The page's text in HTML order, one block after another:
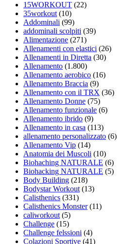
15WORKOUT (22)
35workout(10)
Addominali (99)
addominali scolpiti (39)
Alimentazione (271)
Allenamenti con elastici (26)
Allenamenti in Diretta (30)
Allenamento (1.800)
Allenamento aerobico (16)
Allenamento Braccia (9)
Allenamento con il TRX (36)
Allenamento Donne (75)
Allenamento funzionale (6)
Allenamento ibrido (9)
Allenamento in casa (113)
allenamento personalizzato (6)
Allenamento Vip (14)
Anatomia dei Muscoli (10)
Biohaching NATURALE (6)
Biohacking NATURALE (5)
Body Building (218)
Bodystar Workout(13)
Calisthenics (331)
Calisthenics Monster(11)
caliworkout(5)
Challenge (15)
Challenge felssioni (4)
Colazioni Sportive (41)